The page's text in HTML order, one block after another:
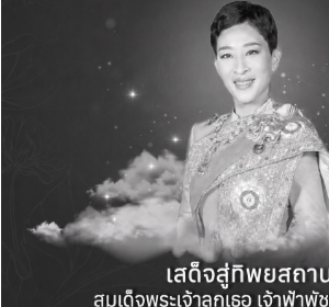
อีกหนึ่งไฮไลต์สำคัญ คือความร่วมมื
รัฐ สมาคมวิชาชีพ และภาคเอกชน
อุตสาหกรรมอาคารไทยสู่อนาคตที่
Advanced Innovation
National Charter และอาคารต้น
และพลังงานจาก MEA Energy